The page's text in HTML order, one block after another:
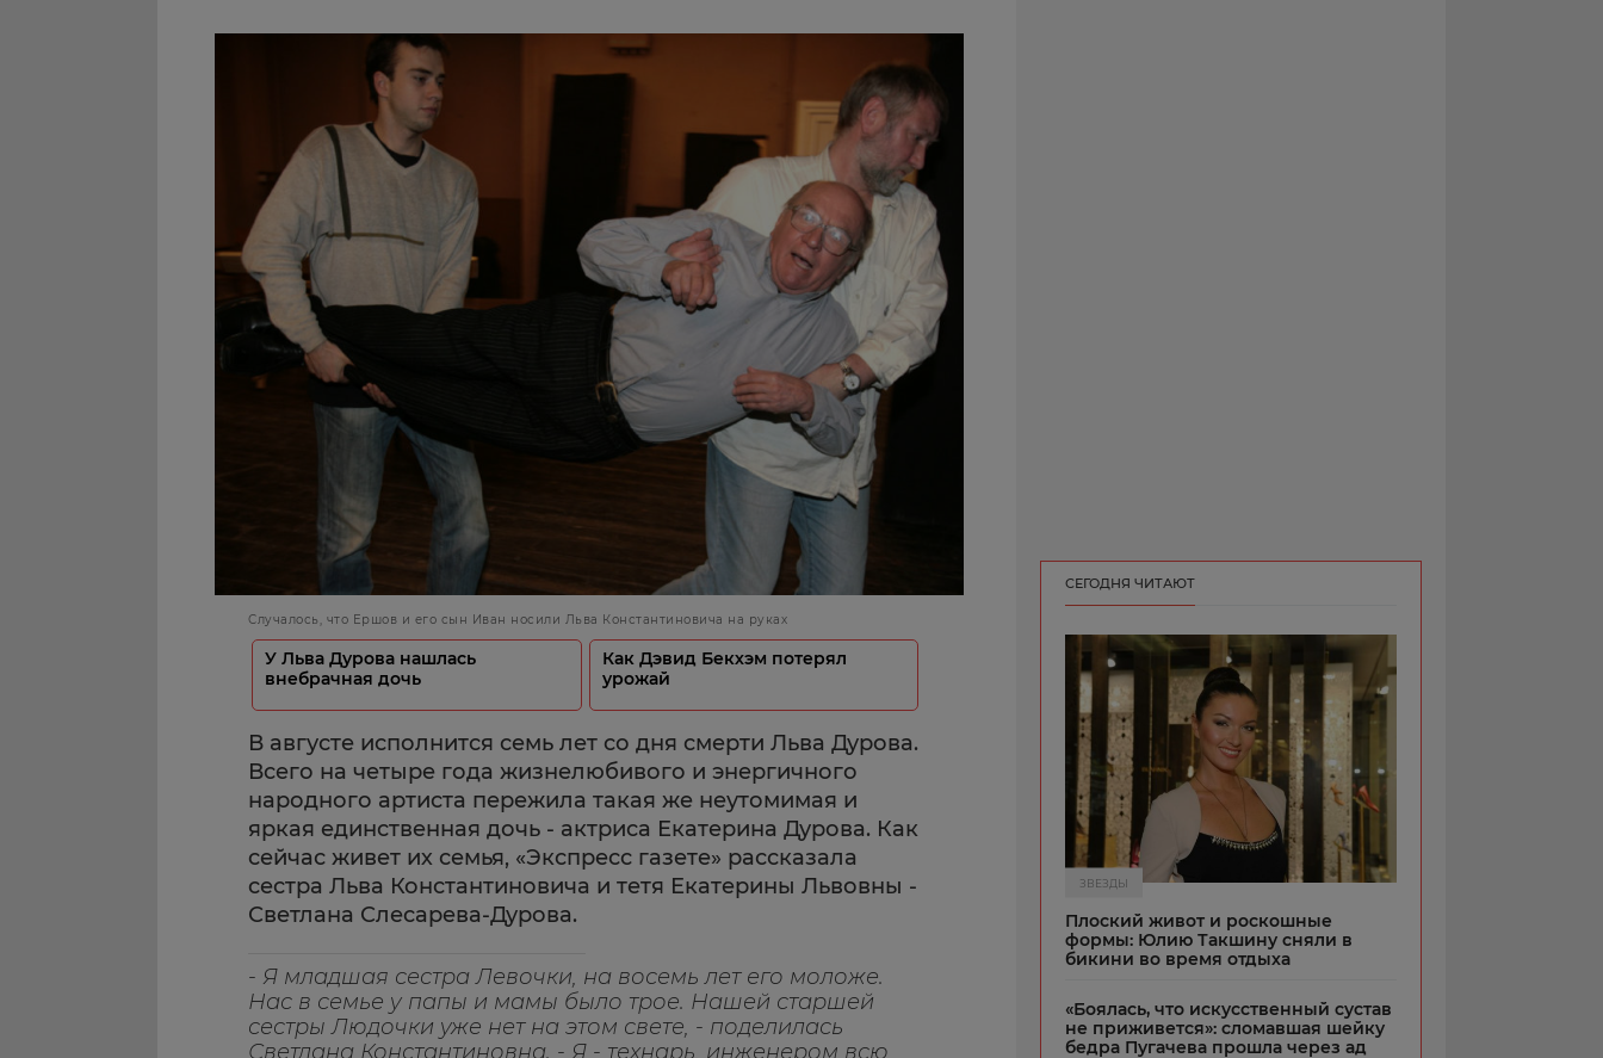
Случалось, что Ершов и его сын Иван носили Льва Константиновича на руках
У Льва Дурова нашлась
внебрачная дочь
Как Дэвид Бекхэм потерял
урожай
В августе исполнится семь лет со дня смерти Льва Дурова.
Всего на четыре года жизнелюбивого и энергичного
народного артиста пережила такая же неутомимая и
яркая единственная дочь - актриса Екатерина Дурова. Как
сейчас живет их семья, «Экспресс газете» рассказала
сестра Льва Константиновича и тетя Екатерины Львовны -
Светлана Слесарева-Дурова.
- Я младшая сестра Левочки, на восемь лет его моложе.
Нас в семье у папы и мамы было трое. Нашей старшей
сестры Людочки уже нет на этом свете, - поделилась
Светлана Константиновна. - Я - технарь, инженером всю
СЕГОДНЯ ЧИТАЮТ
ЗВЕЗДЫ
Плоский живот и роскошные
формы: Юлию Такшину сняли в
бикини во время отдыха
«Боялась, что искусственный сустав
не приживется»: сломавшая шейку
бедра Пугачева прошла через ад